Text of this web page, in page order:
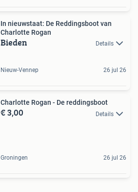
In nieuwstaat: De Reddingsboot van
Charlotte Rogan
Bieden Details
Nieuw-Vennep 26 jul 26
Charlotte Rogan - De reddingsboot
€ 3,00 Details
Groningen 26 jul 26